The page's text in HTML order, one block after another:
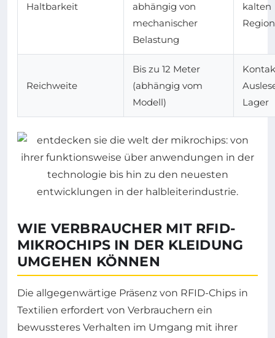
Haltbarkeit
abhängig von
mechanischer
Belastung
kalten
Reichweite
Bis zu 12 Meter
(abhängig vom
Modell)
Lager
WIE VERBRAUCHER MIT RFID-
MIKROCHIPS IN DER KLEIDUNG
UMGEHEN KÖNNEN
Die allgegenwärtige Präsenz von RFID-Chips in
Textilien erfordert von Verbrauchern ein
bewussteres Verhalten im Umgang mit ihrer